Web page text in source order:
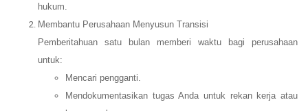
hukum.
Membantu Perusahaan Menyusun Transisi
Pemberitahuan satu bulan memberi waktu bagi perusahaan
untuk:
Mencari pengganti.
Mendokumentasikan tugas Anda untuk rekan kerja atau